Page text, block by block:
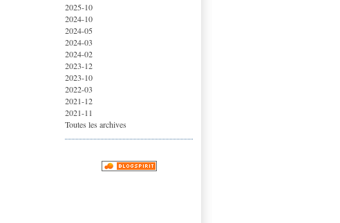
2025-10
2024-10
2024-05
2024-03
2024-02
2023-12
2023-10
2022-03
2021-12
2021-11
Toutes les archives